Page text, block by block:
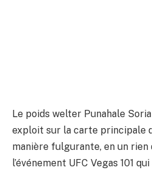
Le poids welter Punahale
exploit sur la carte principale
manière fulgurante, en un rien
l’événement UFC Vegas 101